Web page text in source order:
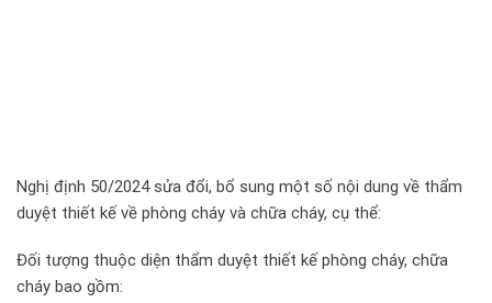
Nghị định 50/2024 sửa đổi, bổ sung một số nội dung về thẩm
duyệt thiết kế về phòng cháy và chữa cháy, cụ thể:
Đối tượng thuộc diện thẩm duyệt thiết kế phòng cháy, chữa
cháy bao gồm: